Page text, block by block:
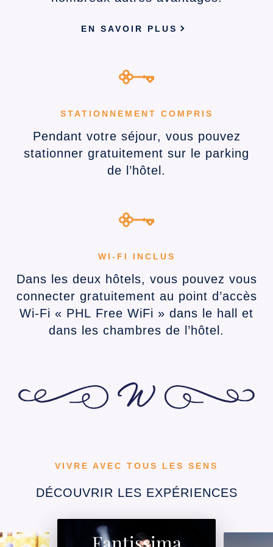
EN SAVOIR PLUS
STATIONNEMENT COMPRIS
Pendant votre séjour, vous pouvez
stationner gratuitement sur le parking
de l’hôtel.
WI-FI INCLUS
Dans les deux hôtels, vous pouvez vous
connecter gratuitement au point d’accès
Wi-Fi « PHL Free WiFi » dans le hall et
dans les chambres de l’hôtel.
VIVRE AVEC TOUS LES SENS
DÉCOUVRIR LES EXPÉRIENCES